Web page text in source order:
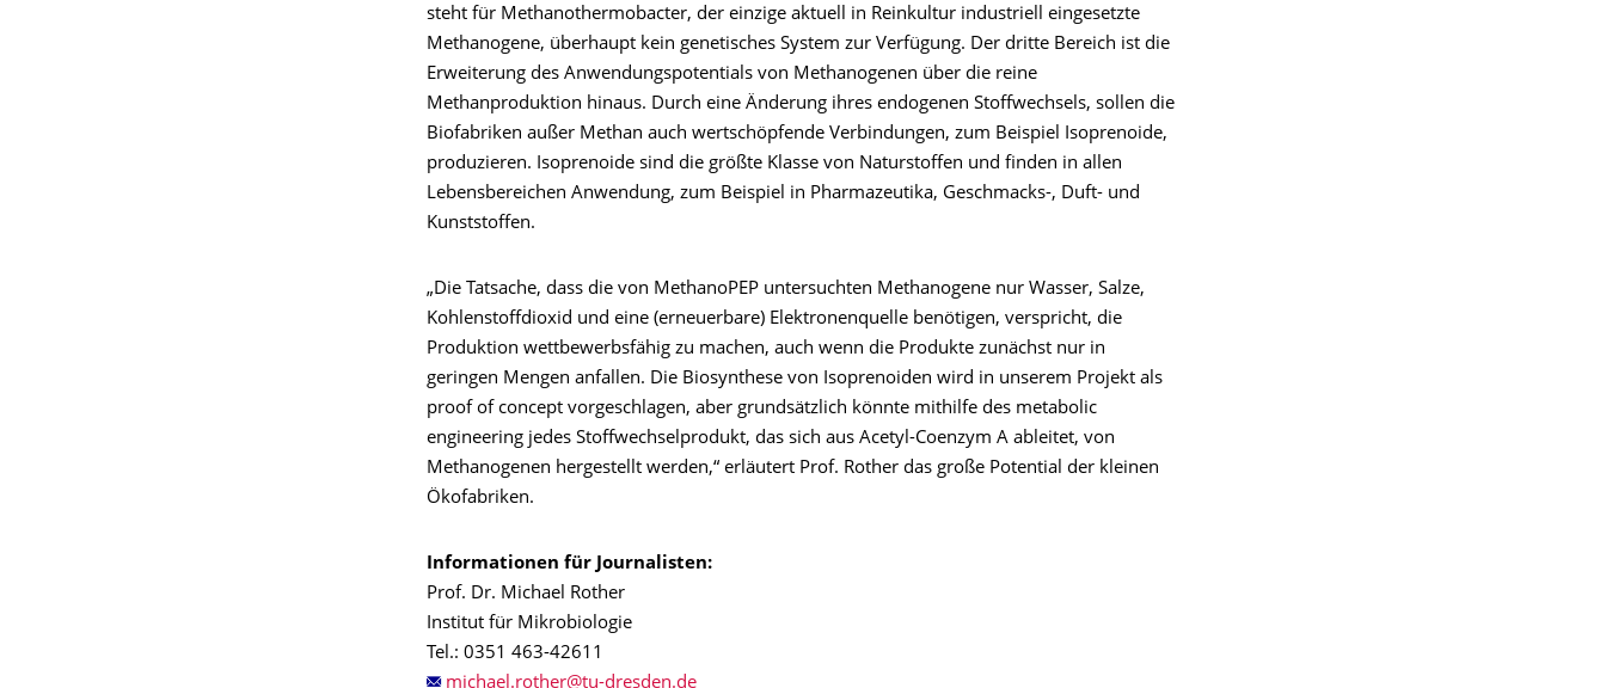
steht für Methanothermobacter, der einzige aktuell in Reinkultur industriell eingesetzte
Methanogene, überhaupt kein genetisches System zur Verfügung. Der dritte Bereich ist die
Erweiterung des Anwendungspotentials von Methanogenen über die reine
Methanproduktion hinaus. Durch eine Änderung ihres endogenen Stoffwechsels, sollen die
Biofabriken außer Methan auch wertschöpfende Verbindungen, zum Beispiel Isoprenoide,
produzieren. Isoprenoide sind die größte Klasse von Naturstoffen und finden in allen
Lebensbereichen Anwendung, zum Beispiel in Pharmazeutika, Geschmacks-, Duft- und
Kunststoffen.
„Die Tatsache, dass die von MethanoPEP untersuchten Methanogene nur Wasser, Salze,
Kohlenstoffdioxid und eine (erneuerbare) Elektronenquelle benötigen, verspricht, die
Produktion wettbewerbsfähig zu machen, auch wenn die Produkte zunächst nur in
geringen Mengen anfallen. Die Biosynthese von Isoprenoiden wird in unserem Projekt als
proof of concept vorgeschlagen, aber grundsätzlich könnte mithilfe des metabolic
engineering jedes Stoffwechselprodukt, das sich aus Acetyl-Coenzym A ableitet, von
Methanogenen hergestellt werden,“ erläutert Prof. Rother das große Potential der kleinen
Ökofabriken.
Informationen für Journalisten:
Prof. Dr. Michael Rother
Institut für Mikrobiologie
Tel.: 0351 463-42611